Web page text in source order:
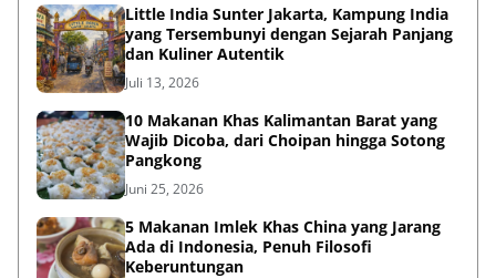
Little India Sunter Jakarta, Kampung India
yang Tersembunyi dengan Sejarah Panjang
dan Kuliner Autentik
Juli 13, 2026
10 Makanan Khas Kalimantan Barat yang
Wajib Dicoba, dari Choipan hingga Sotong
Pangkong
Juni 25, 2026
5 Makanan Imlek Khas China yang Jarang
Ada di Indonesia, Penuh Filosofi
Keberuntungan